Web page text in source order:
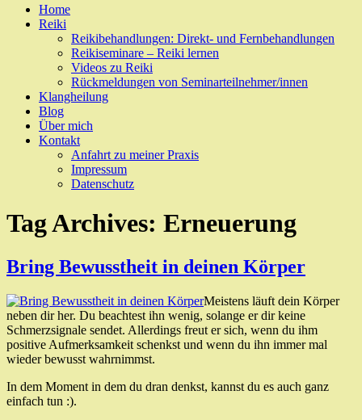
Skip
Home
Reiki
Reikibehandlungen: Direkt- und Fernbehandlungen
Reikiseminare – Reiki lernen
Videos zu Reiki
Rückmeldungen von Seminarteilnehmer/innen
Klangheilung
Blog
Über mich
Kontakt
Anfahrt zu meiner Praxis
Impressum
Datenschutz
Tag Archives: Erneuerung
Bring Bewusstheit in deinen Körper
Meistens läuft dein Körper
neben dir her. Du beachtest ihn wenig, solange er dir keine
Schmerzsignale sendet. Allerdings freut er sich, wenn du ihm
positive Aufmerksamkeit schenkst und wenn du ihn immer mal
wieder bewusst wahrnimmst.
In dem Moment in dem du dran denkst, kannst du es auch ganz
einfach tun :).